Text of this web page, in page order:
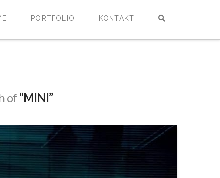
PORTFOLIO KONTAKT
of“MINI”